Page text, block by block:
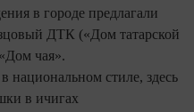
в городе предлагали
ДТК («Дом татарской
чая».
стиле, здесь
в ичигах